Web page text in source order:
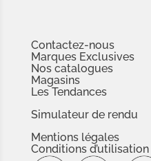
Contactez-nous
Marques Exclusives
Nos catalogues
Magasins
Les Tendances
Simulateur de rendu
Mentions légales
Conditions d’utilisation